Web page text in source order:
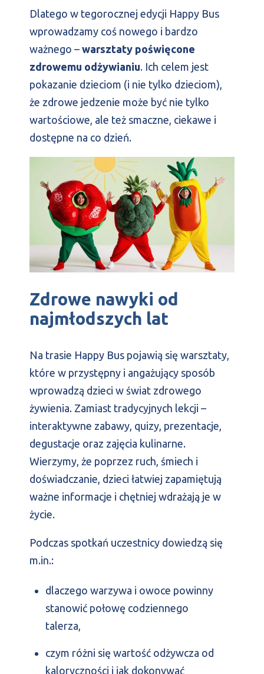
Dlatego w tegorocznej edycji Happy Bus
wprowadzamy coś nowego i bardzo
ważnego – warsztaty poświęcone
zdrowemu odżywianiu. Ich celem jest
pokazanie dzieciom (i nie tylko dzieciom),
że zdrowe jedzenie może być nie tylko
wartościowe, ale też smaczne, ciekawe i
dostępne na co dzień.
Zdrowe nawyki od
najmłodszych lat
Na trasie Happy Bus pojawią się warsztaty,
które w przystępny i angażujący sposób
wprowadzą dzieci w świat zdrowego
żywienia. Zamiast tradycyjnych lekcji –
interaktywne zabawy, quizy, prezentacje,
degustacje oraz zajęcia kulinarne.
Wierzymy, że poprzez ruch, śmiech i
doświadczanie, dzieci łatwiej zapamiętują
ważne informacje i chętniej wdrażają je w
życie.
Podczas spotkań uczestnicy dowiedzą się
m.in.:
dlaczego warzywa i owoce powinny
stanowić połowę codziennego
talerza,
czym różni się wartość odżywcza od
kaloryczności i jak dokonywać